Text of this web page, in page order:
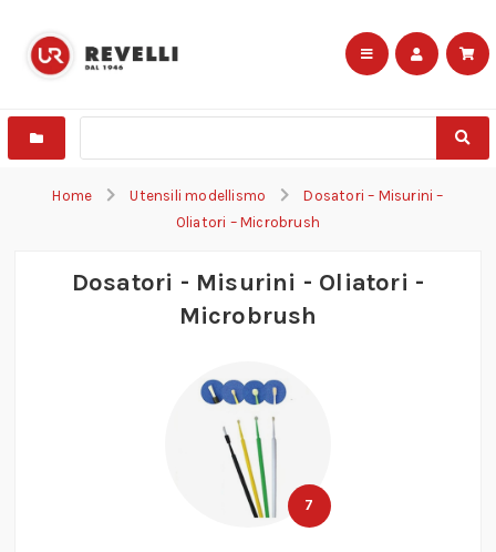
Home Utensili modellismo
Dosatori – Misurini –
Oliatori – Microbrush
Dosatori - Misurini - Oliatori -
Microbrush
7